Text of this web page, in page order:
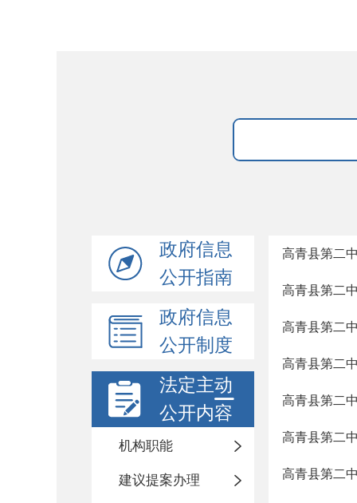
政府信息
公开指南
政府信息
公开制度
法定主动
公开内容
机构职能
建议提案办理
高青县第二
高青县第二
高青县第二
高青县第二
高青县第二
高青县第二
高青县第二